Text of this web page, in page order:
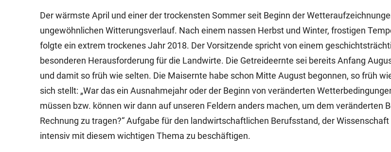
Der wärmste April und einer der trockensten Sommer seit Beginn der
ungewöhnlichen Witterungsverlauf. Nach einem nassen Herbst und Winter, frostigen
folgte ein extrem trockenes Jahr 2018. Der Vorsitzende spricht von einem
besonderen Herausforderung für die Landwirte. Die Getreideernte sei bereits Anfang
und damit so früh wie selten. Die Maisernte habe schon Mitte August begonnen, so früh
sich stellt: „War das ein Ausnahmejahr oder der Beginn von veränderten
müssen bzw. können wir dann auf unseren Feldern anders machen, um dem veränderten
Rechnung zu tragen?“ Aufgabe für den landwirtschaftlichen Berufsstand, der Wissenschaft
intensiv mit diesem wichtigen Thema zu beschäftigen.